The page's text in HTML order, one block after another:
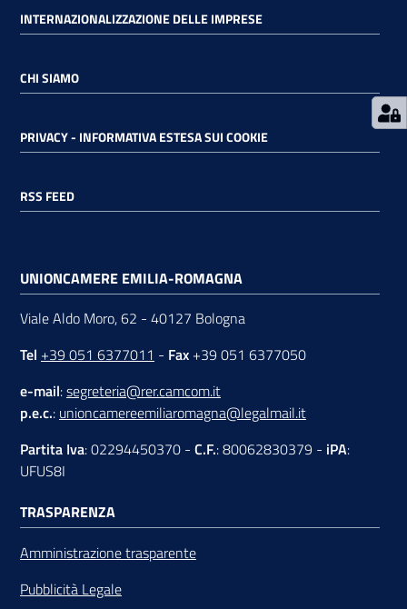
INTERNAZIONALIZZAZIONE DELLE IMPRESE
CHI SIAMO
PRIVACY - INFORMATIVA ESTESA SUI COOKIE
RSS FEED
UNIONCAMERE EMILIA-ROMAGNA
Viale Aldo Moro, 62 - 40127 Bologna
Tel +39 051 6377011 - Fax +39 051 6377050
e-mail:segreteria@rer.camcom.it
p.e.c.: unioncamereemiliaromagna@legalmail.it
Partita Iva: 02294450370 - C.F.: 80062830379 - iPA:
UFUS8I
TRASPARENZA
Amministrazione trasparente
Pubblicità Legale